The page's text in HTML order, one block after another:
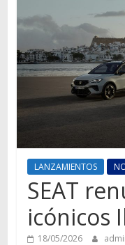
camiones,
motos,
información
del
del
transporte
LANZAMIENTOS
SEAT
icónicos
18/05/2026